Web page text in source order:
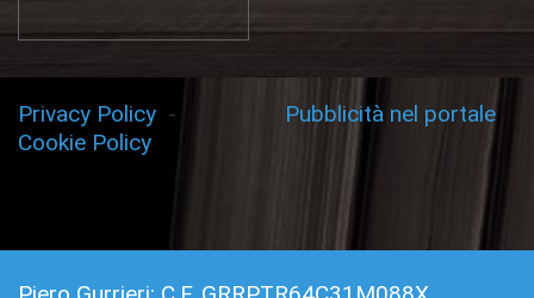
Privacy Policy -
Cookie Policy
Pubblicità nel portale